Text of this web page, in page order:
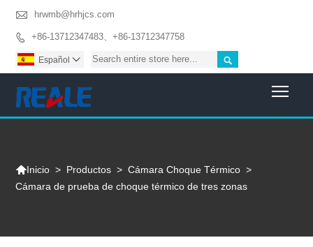
 hrwmb@hrhjcs.com
 +86-13712347483、+86-13712347758

Español 
Inicio > Productos > Cámara Choque Térmico >
Cámara de prueba de choque térmico de tres zonas